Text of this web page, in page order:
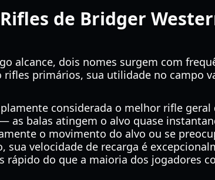
de Bridger
alcance, dois nomes surgem com
rifles primários, sua utilidade no campo
considerada o melhor rifle
as balas atingem o alvo quase
o movimento do alvo ou se
sua velocidade de recarga é
rápido do que a maioria dos jogadores